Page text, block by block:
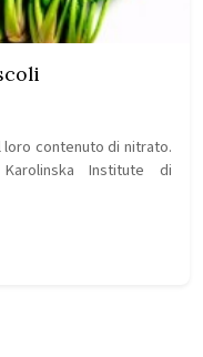
loro contenuto di nitrato.
Institute di